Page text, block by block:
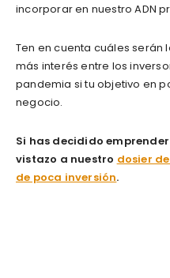
incorporar en nuestro ADN
Ten en cuenta cuáles
más interés entre los
pandemia si tu objetivo en
negocio.
Si has decidido
vistazo a nuestro dosier
de poca inversión.